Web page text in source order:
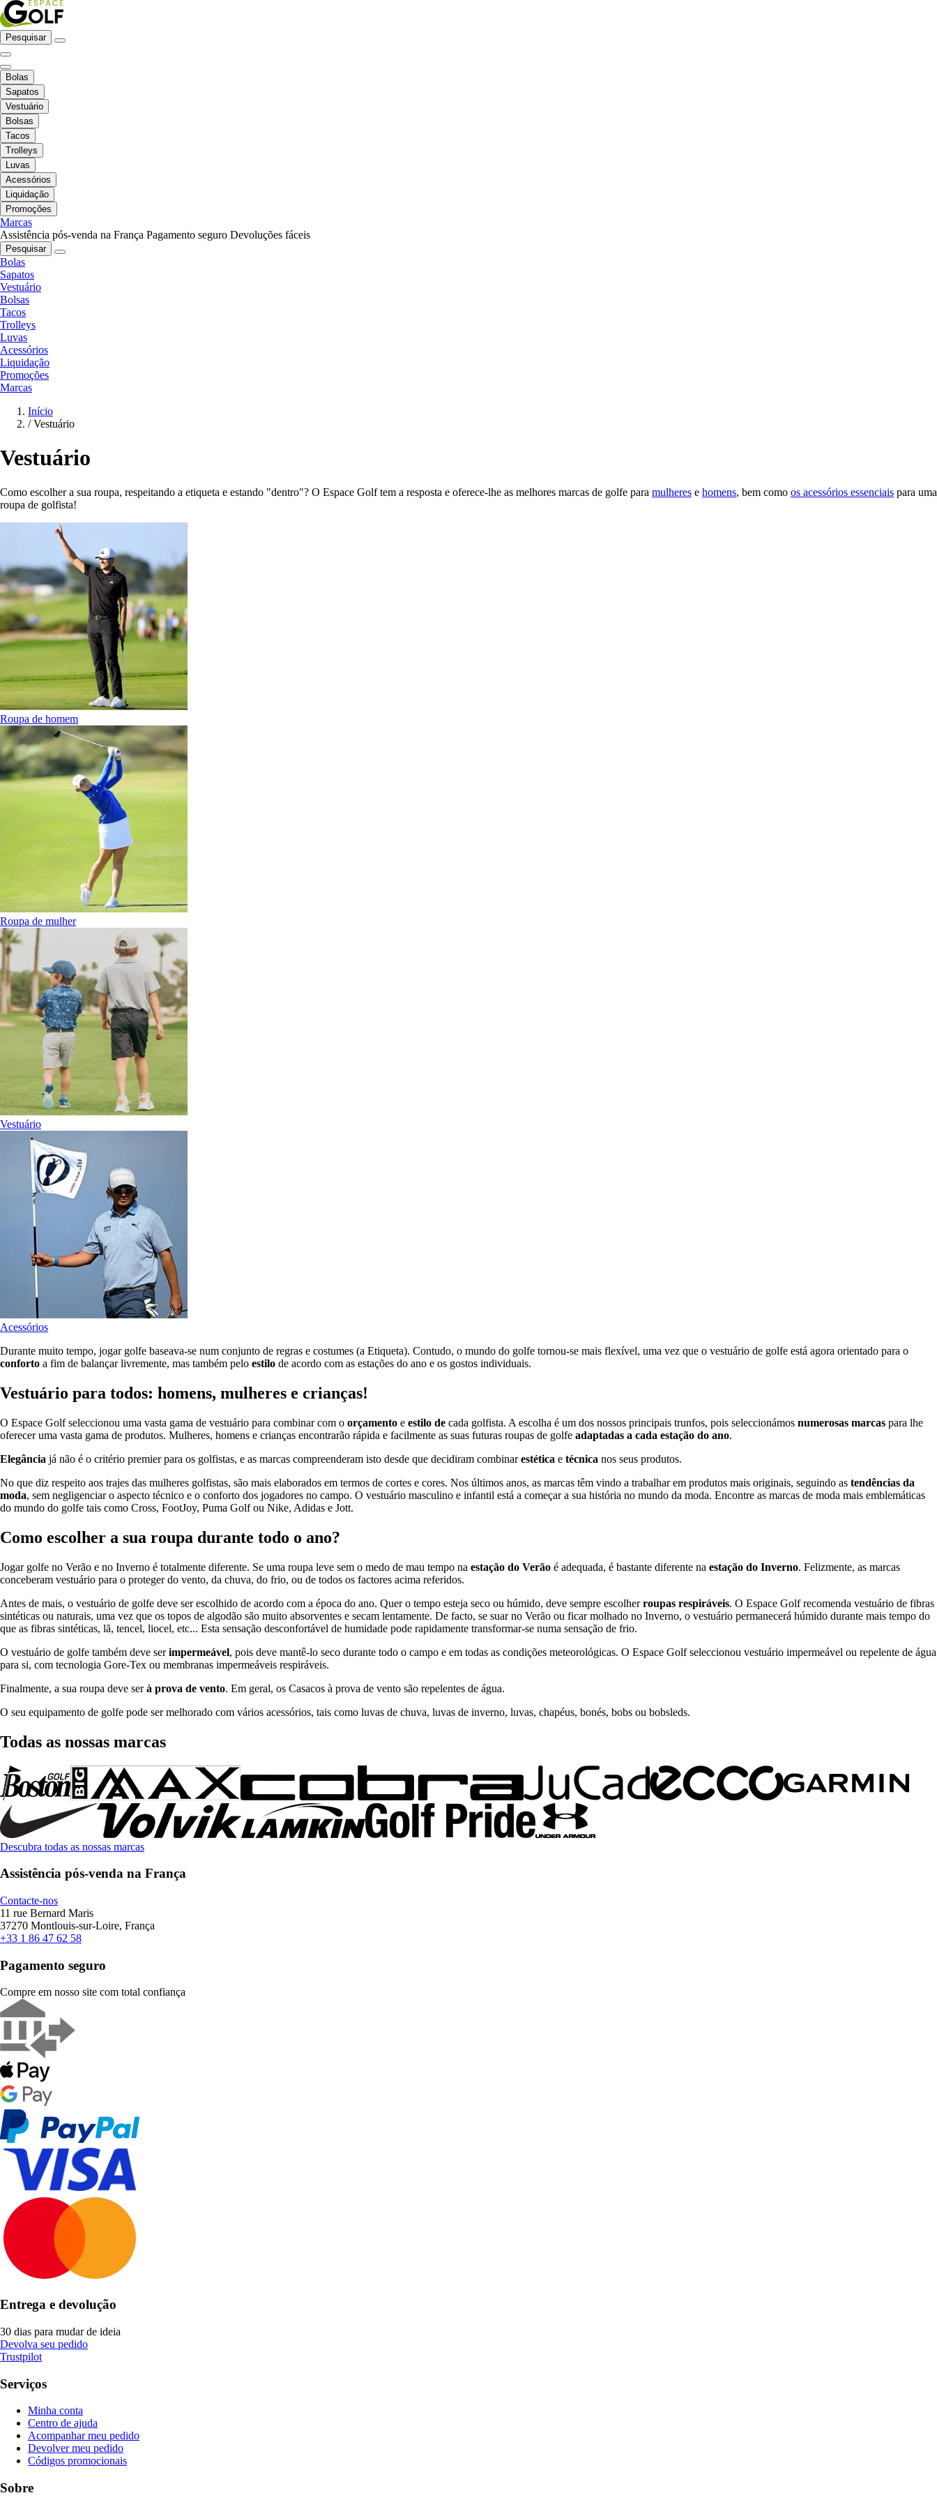
Pesquisar
Bolas
Sapatos
Vestuário
Bolsas
Tacos
Trolleys
Luvas
Acessórios
Liquidação
Promoções
Marcas
Assistência pós-venda na França Pagamento seguro Devoluções fáceis
Pesquisar
Bolas
Sapatos
Vestuário
Bolsas
Tacos
Trolleys
Luvas
Acessórios
Liquidação
Promoções
Marcas
Início
/ Vestuário
Vestuário
Como escolher a sua roupa, respeitando a etiqueta e estando "dentro"? O Espace Golf tem a resposta e oferece-lhe as melhores marcas de golfe para mulheres e homens, bem como os acessórios essenciais para uma
roupa de golfista!
Roupa de homem
Roupa de mulher
Vestuário
Acessórios
Durante muito tempo, jogar golfe baseava-se num conjunto de regras e costumes (a Etiqueta). Contudo, o mundo do golfe tornou-se mais flexível, uma vez que o vestuário de golfe está agora orientado para o
conforto a fim de balançar livremente, mas também pelo estilo de acordo com as estações do ano e os gostos individuais.
Vestuário para todos: homens, mulheres e crianças!
O Espace Golf seleccionou uma vasta gama de vestuário para combinar com o orçamento e estilo de cada golfista. A escolha é um dos nossos principais trunfos, pois seleccionámos numerosas marcas para lhe
oferecer uma vasta gama de produtos. Mulheres, homens e crianças encontrarão rápida e facilmente as suas futuras roupas de golfe adaptadas a cada estação do ano.
Elegância já não é o critério premier para os golfistas, e as marcas compreenderam isto desde que decidiram combinarestética e técnica nos seus produtos.
No que diz respeito aos trajes das mulheres golfistas, são mais elaborados em termos de cortes e cores. Nos últimos anos, as marcas têm vindo a trabalhar em produtos mais originais, seguindo as tendências da
moda, sem negligenciar o aspecto técnico e o conforto dos jogadores no campo. O vestuário masculino e infantil está a começar a sua história no mundo da moda. Encontre as marcas de moda mais emblemáticas
do mundo do golfe tais como Cross, FootJoy, Puma Golf ou Nike, Adidas e Jott.
Como escolher a sua roupa durante todo o ano?
Jogar golfe no Verão e no Inverno é totalmente diferente. Se uma roupa leve sem o medo de mau tempo na estação do Verão é adequada, é bastante diferente na estação do Inverno. Felizmente, as marcas
conceberam vestuário para o proteger do vento, da chuva, do frio, ou de todos os factores acima referidos.
Antes de mais, o vestuário de golfe deve ser escolhido de acordo com a época do ano. Quer o tempo esteja seco ou húmido, deve sempre escolherroupas respiráveis. O Espace Golf recomenda vestuário de fibras
sintéticas ou naturais, uma vez que os topos de algodão são muito absorventes e secam lentamente. De facto, se suar no Verão ou ficar molhado no Inverno, o vestuário permanecerá húmido durante mais tempo do
que as fibras sintéticas, lã, tencel, liocel, etc... Esta sensação desconfortável de humidade pode rapidamente transformar-se numa sensação de frio.
O vestuário de golfe também deve serimpermeável, pois deve mantê-lo seco durante todo o campo e em todas as condições meteorológicas. O Espace Golf seleccionou vestuário impermeável ou repelente de água
para si, com tecnologia Gore-Tex ou membranas impermeáveis respiráveis.
Finalmente, a sua roupa deve serà prova de vento. Em geral, os Casacos à prova de vento são repelentes de água.
O seu equipamento de golfe pode ser melhorado com vários acessórios, tais como luvas de chuva, luvas de inverno, luvas, chapéus, bonés, bobs ou bobsleds.
Todas as nossas marcas
Descubra todas as nossas marcas
Assistência pós-venda na França
Contacte-nos
11 rue Bernard Maris
37270 Montlouis-sur-Loire, França
+33 1 86 47 62 58
Pagamento seguro
Compre em nosso site com total confiança
Entrega e devolução
30 dias para mudar de ideia
Devolva seu pedido
Trustpilot
Serviços
Minha conta
Centro de ajuda
Acompanhar meu pedido
Devolver meu pedido
Códigos promocionais
Sobre